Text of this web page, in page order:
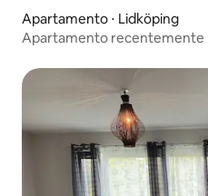
Apartamento ⋅ Lidköping
Apartamento recentemente